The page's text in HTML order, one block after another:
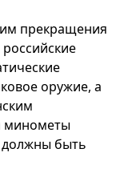
прекращения
оружие, а
минометы
должны быть